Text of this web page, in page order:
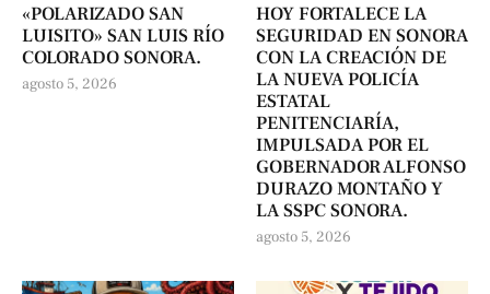
«POLARIZADO SAN
LUISITO» SAN LUIS RÍO
COLORADO SONORA.
agosto 5, 2026
HOY FORTALECE LA
SEGURIDAD EN SONORA
CON LA CREACIÓN DE
LA NUEVA POLICÍA
ESTATAL
PENITENCIARÍA,
IMPULSADA POR EL
GOBERNADOR ALFONSO
DURAZO MONTAÑO Y
LA SSPC SONORA.
agosto 5, 2026